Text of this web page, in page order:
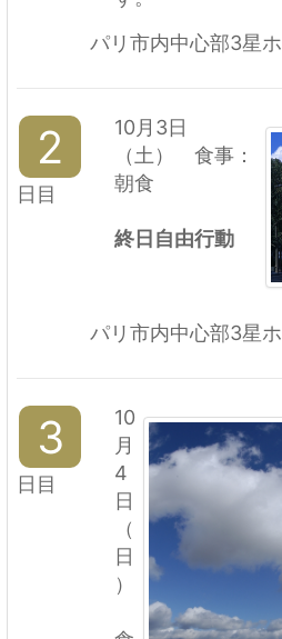
パリ市内中心部3星
2
日目
10月3日
（土） 食事：
朝食
終日自由行動
パリ市内中心部3星
3
日目
10
月
4
日
（
日
）